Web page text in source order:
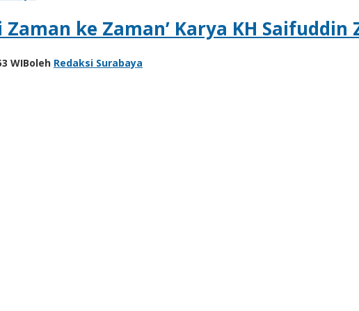
ke Zaman’ Karya KH Saifuddin
WIBoleh Redaksi Surabaya